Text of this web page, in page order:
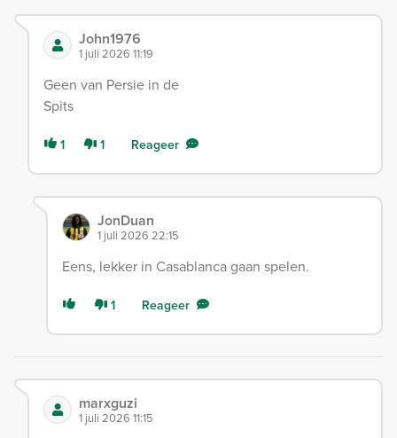
John1976
1 juli 2026 11:19
Geen van Persie in de
Spits
1 1 Reageer
JonDuan
1 juli 2026 22:15
Eens, lekker in Casablanca gaan spelen.
1 Reageer
marxguzi
1 juli 2026 11:15